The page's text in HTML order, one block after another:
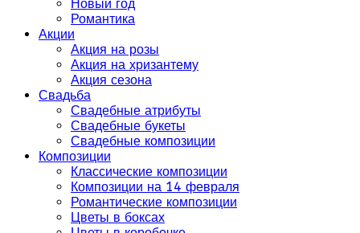
Новый год
Романтика
Акции
Акция на розы
Акция на хризантему
Акция сезона
Свадьба
Свадебные атрибуты
Свадебные букеты
Свадебные композиции
Композиции
Классические композиции
Композиции на 14 февраля
Романтические композиции
Цветы в боксах